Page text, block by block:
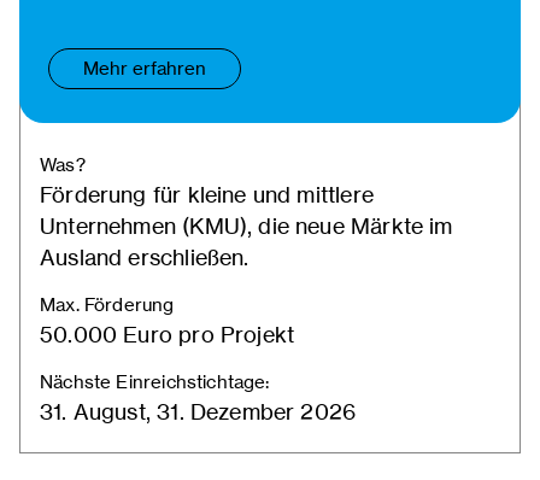
Mehr erfahren
Was?
Förderung für kleine und mittlere
Unternehmen (KMU), die neue Märkte im
Ausland erschließen.
Max. Förderung
50.000 Euro pro Projekt
Nächste Einreichstichtage:
31. August, 31. Dezember 2026